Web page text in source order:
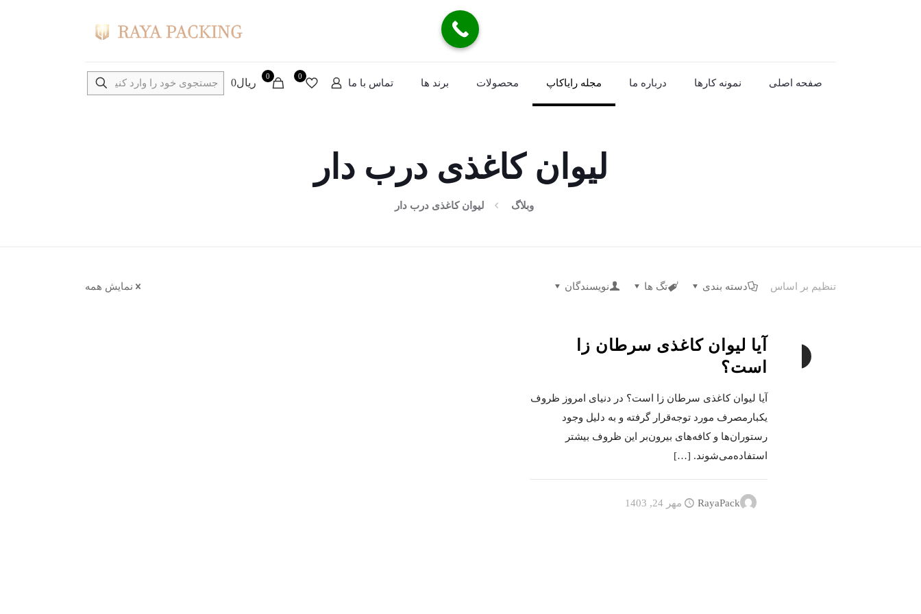
صفحه اصلی نمونه کارها درباره ما مجله رایاکاپ محصولات برند ها تماس با ما 0
0
ریال0
لیوان کاغذی درب دار
وبلاگ لیوان کاغذی درب دار
تنظیم بر اساس دسته بندی تگ ها نویسندگان نمایش همه
آیا لیوان کاغذی سرطان زا
است؟
آیا لیوان کاغذی سرطان زا است؟ در دنیای امروز ظروف
یکبارمصرف مورد توجه‌قرار گرفته و به دلیل وجود
رستوران‌ها و کافه‌های بیرون‌بر این ظروف بیشتر
استفاده‌می‌شوند. […]
RayaPack مهر 24, 1403